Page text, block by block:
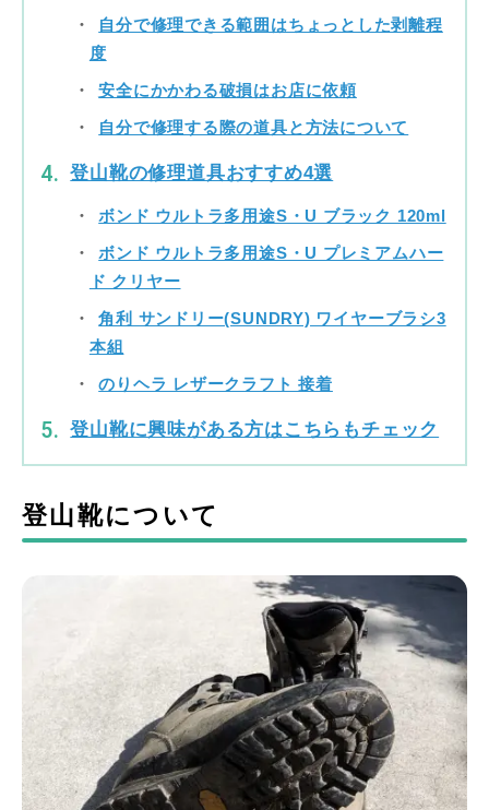
自分で修理できる範囲はちょっとした剥離程
度
安全にかかわる破損はお店に依頼
自分で修理する際の道具と方法について
登山靴の修理道具おすすめ4選
ボンド ウルトラ多用途S・U ブラック 120ml
ボンド ウルトラ多用途S・U プレミアムハー
ド クリヤー
角利 サンドリー(SUNDRY) ワイヤーブラシ3
本組
のりヘラ レザークラフト 接着
登山靴に興味がある方はこちらもチェック
登山靴について